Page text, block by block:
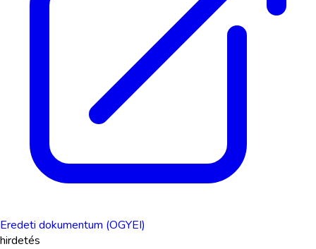
Eredeti dokumentum (OGYEI)
hirdetés